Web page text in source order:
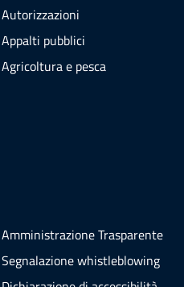
Autorizzazioni
Appalti pubblici
Agricoltura e pesca
Amministrazione Trasparente
Segnalazione whistleblowing